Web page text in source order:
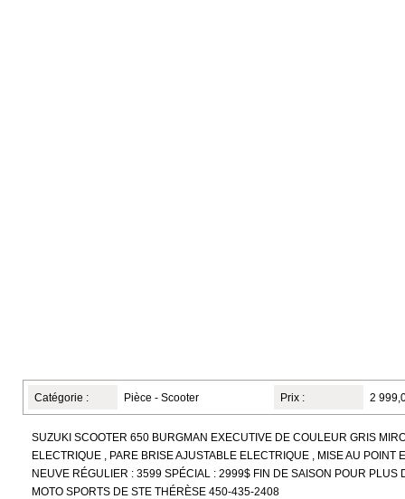
Catégorie : Pièce - Scooter Prix : 2
SUZUKI SCOOTER 650 BURGMAN EXECUTIVE DE COULEUR GRIS
ELECTRIQUE , PARE BRISE AJUSTABLE ELECTRIQUE , MISE AU POINT
NEUVE RÉGULIER : 3599 SPÉCIAL : 2999$ FIN DE SAISON POUR PLUS
MOTO SPORTS DE STE THÉRÈSE 450-435-2408